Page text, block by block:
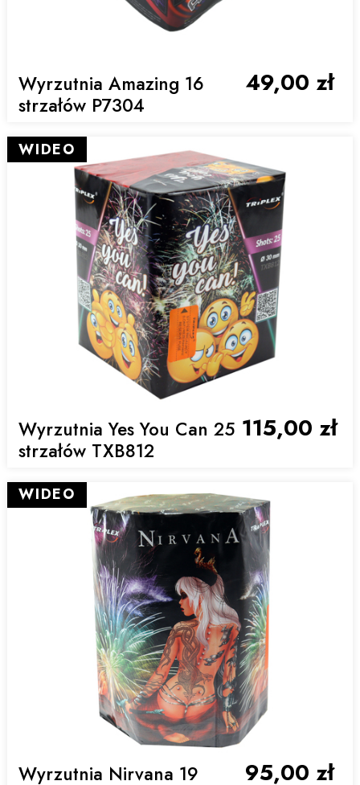
Wyrzutnia Amazing 16
strzałów P7304
49,00 zł
Wyrzutnia Yes You Can 25
strzałów TXB812
115,00 zł
WIDEO
Wyrzutnia Nirvana 19
95,00 zł
WIDEO